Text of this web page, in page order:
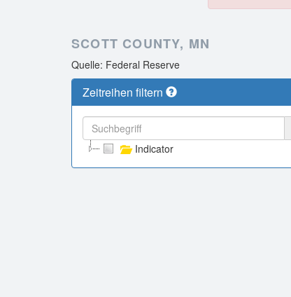
SCOTT COUNTY, MN
Quelle: Federal Reserve
Zeitreihen filtern
Indicator